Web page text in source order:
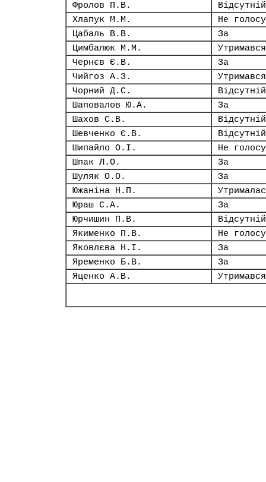
Фролов П.В.
Відсутній
Хлапук М.М.
Не
Цабаль В.В.
За
Цимбалюк М.М.
Утримався
Чернєв Є.В.
За
Чийгоз А.З.
Утримався
Чорний Д.С.
Відсутній
Шаповалов Ю.А.
За
Шахов С.В.
Відсутній
Шевченко Є.В.
Відсутній
Шипайло О.І.
Не
Шпак Л.О.
За
Шуляк О.О.
За
Южаніна Н.П.
Юраш С.А.
За
Юрчишин П.В.
Відсутній
Якименко П.В.
Не
Яковлєва Н.І.
За
Яременко Б.В.
За
Яценко А.В.
Утримався